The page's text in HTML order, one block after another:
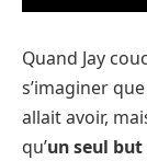
Quand Jay
s’imaginer
allait avoir,
qu’un seul